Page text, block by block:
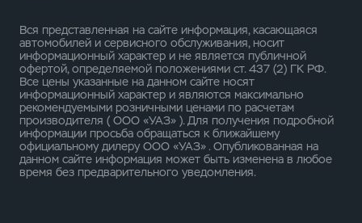
Вся представленная на сайте информация, касающаяся
автомобилей и сервисного обслуживания, носит
информационный характер и не является публичной
офертой, определяемой положениями ст. 437 (2) ГК РФ.
Все цены указанные на данном сайте носят
информационный характер и являются максимально
рекомендуемыми розничными ценами по расчетам
производителя ( ООО «УАЗ» ). Для получения подробной
информации просьба обращаться к ближайшему
официальному дилеру ООО «УАЗ» . Опубликованная на
данном сайте информация может быть изменена в любое
время без предварительного уведомления.